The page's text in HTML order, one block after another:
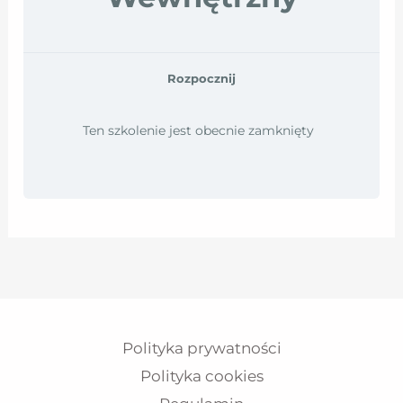
Rozpocznij
Ten szkolenie jest obecnie zamknięty
Polityka prywatności
Polityka cookies